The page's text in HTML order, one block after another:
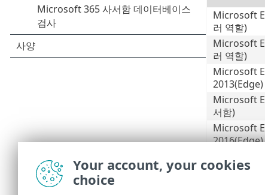
Microsoft
러 역할)
Microsoft
러 역할)
Microsoft
2013(Edge)
Microsoft
서함)
Microsoft
2016(Edge)
Microsoft
서함)
Microsoft
Your account, your cookies
choice